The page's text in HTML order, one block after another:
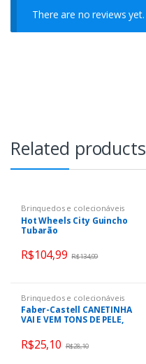
There are no reviews yet.
Related products
Brinquedos e colecionáveis
Hot Wheels City Guincho
Tubarão
R$104,99 R$134,99
Brinquedos e colecionáveis
Faber-Castell CANETINHA
VAI E VEM TONS DE PELE,
R$25,10 R$28,10